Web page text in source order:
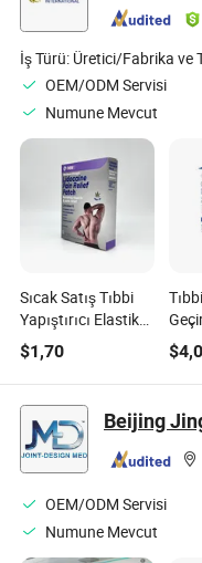
İş Türü: Üretici/Fabrika ve
OEM/ODM Servisi
Numune Mevcut
Sıcak Satış Tıbbi
Yapıştırıcı Elastik
Kumaş Gözenekli
4% Lidokain Boyun
Ağrısı Rahatlatma
Yaması
$1,70
Tek
$
OEM/ODM Servisi
Numune Mevcut